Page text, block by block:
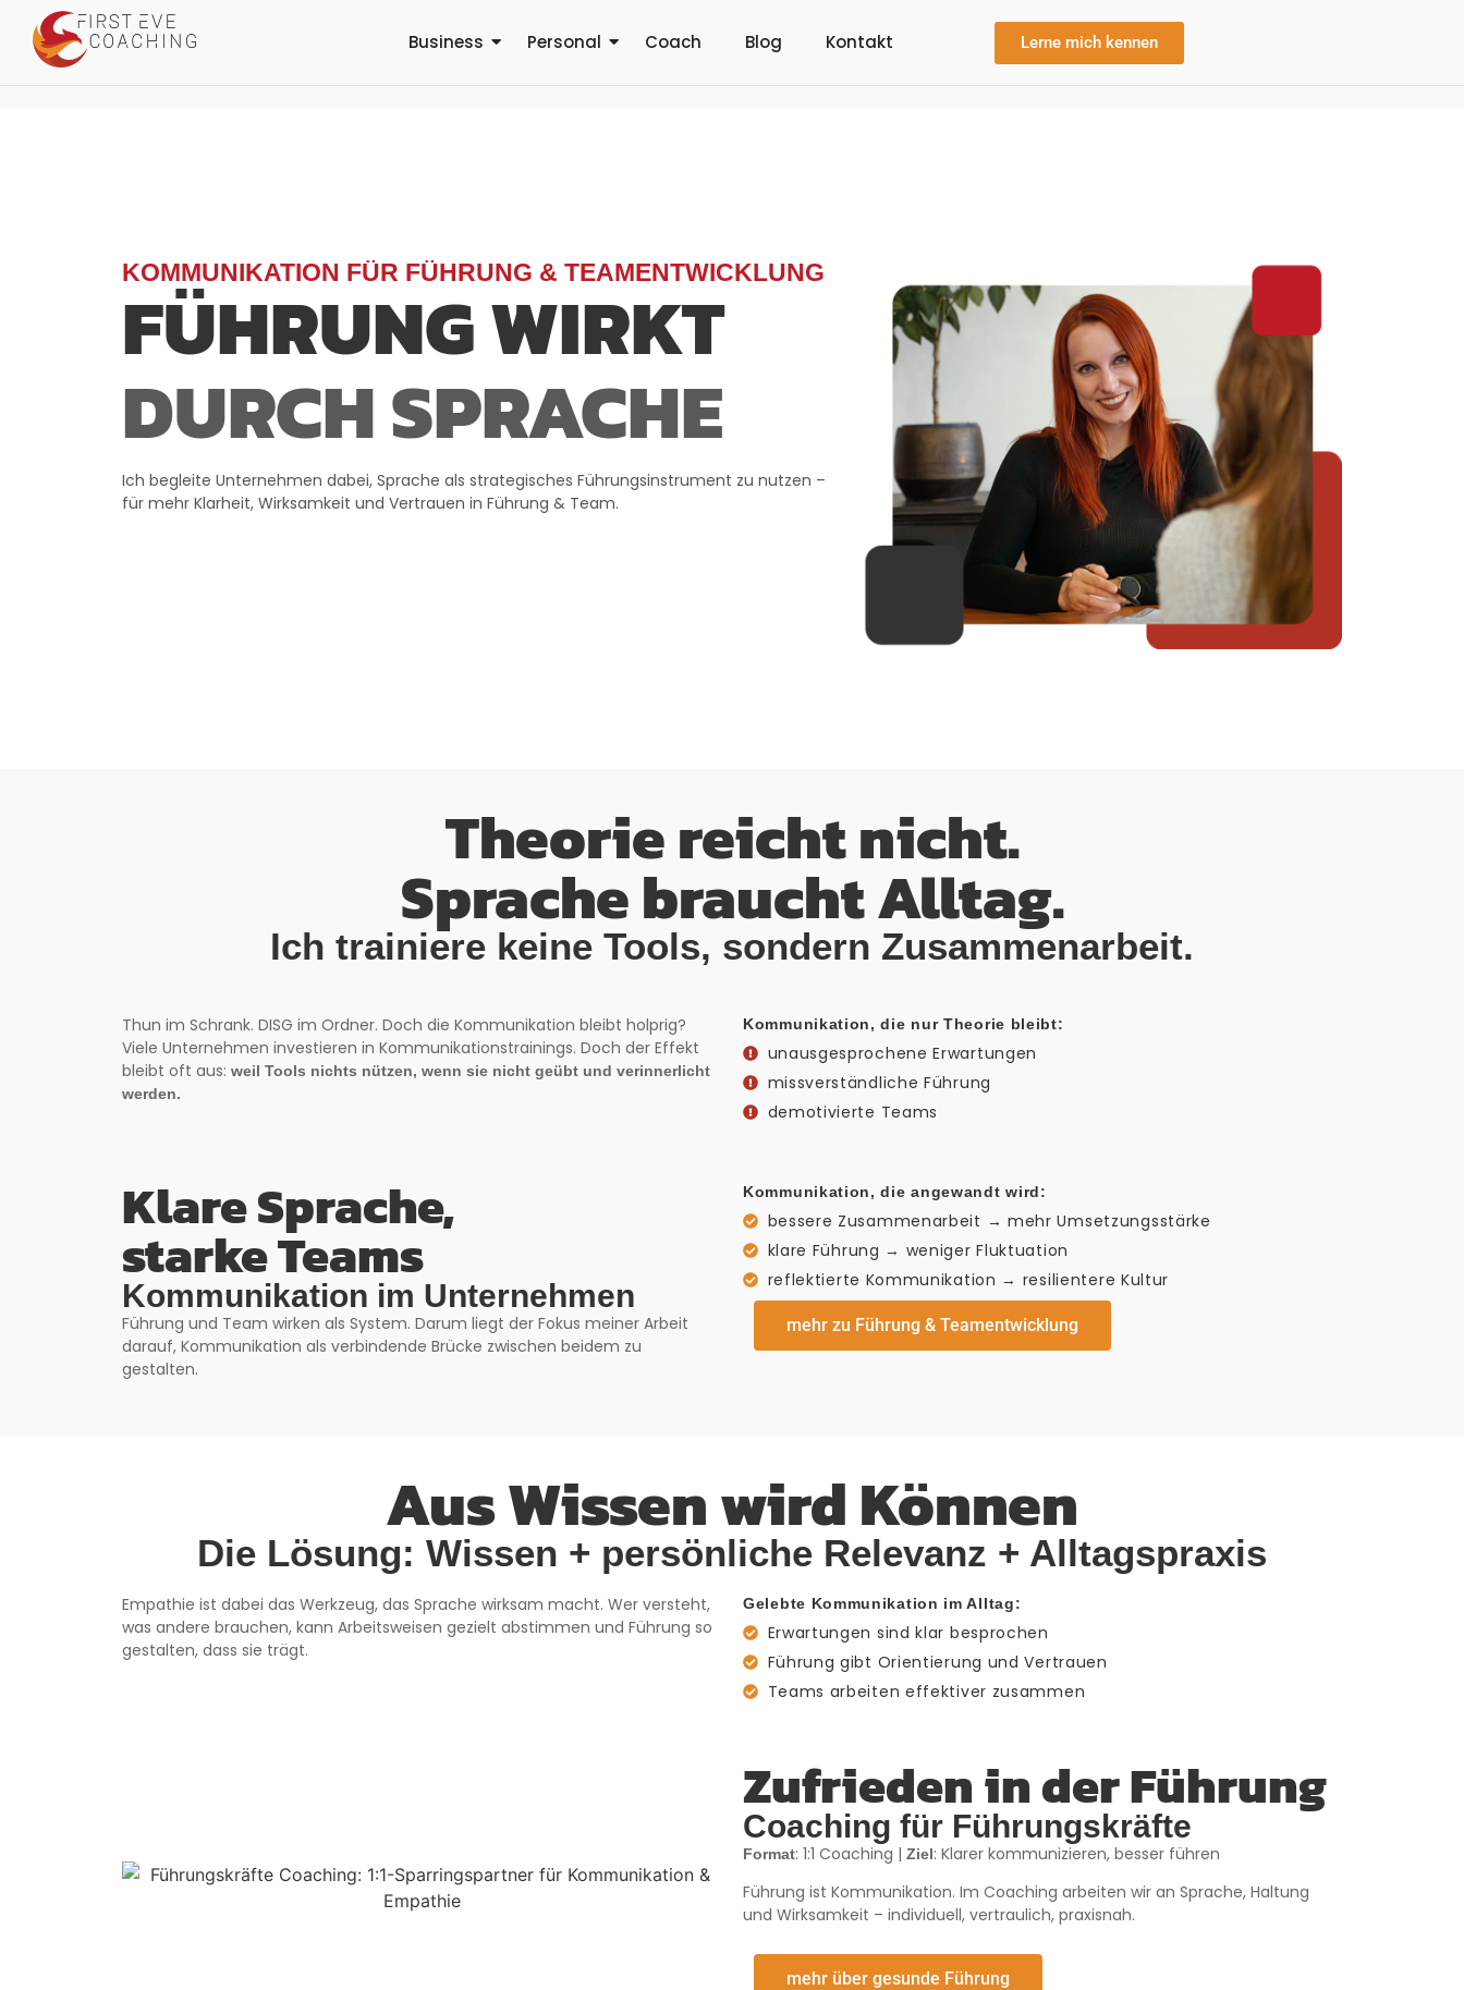
Business Personal Coach Blog Kontakt Lerne mich kennen
KOMMUNIKATION FÜR FÜHRUNG & TEAMENTWICKLUNG
FÜHRUNG WIRKT
DURCH SPRACHE
Ich begleite Unternehmen dabei, Sprache als strategisches Führungsinstrument zu nutzen –
für mehr Klarheit, Wirksamkeit und Vertrauen in Führung & Team.
Theorie reicht nicht.
Sprache braucht Alltag.
Ich trainiere keine Tools, sondern Zusammenarbeit.
Thun im Schrank. DISG im Ordner. Doch die Kommunikation bleibt holprig?
Viele Unternehmen investieren in Kommunikationstrainings. Doch der Effekt
bleibt oft aus: weil Tools nichts nützen, wenn sie nicht geübt und verinnerlicht
werden.
Kommunikation, die nur Theorie bleibt:
unausgesprochene Erwartungen
missverständliche Führung
demotivierte Teams
Klare Sprache,
starke Teams
Kommunikation im Unternehmen
Führung und Team wirken als System. Darum liegt der Fokus meiner Arbeit
darauf, Kommunikation als verbindende Brücke zwischen beidem zu
gestalten.
Kommunikation, die angewandt wird:
bessere Zusammenarbeit → mehr Umsetzungsstärke
klare Führung → weniger Fluktuation
reflektierte Kommunikation → resilientere Kultur
mehr zu Führung & Teamentwicklung
Aus Wissen wird Können
Die Lösung: Wissen + persönliche Relevanz + Alltagspraxis
Empathie ist dabei das Werkzeug, das Sprache wirksam macht. Wer versteht,
was andere brauchen, kann Arbeitsweisen gezielt abstimmen und Führung so
gestalten, dass sie trägt.
Gelebte Kommunikation im Alltag:
Erwartungen sind klar besprochen
Führung gibt Orientierung und Vertrauen
Teams arbeiten effektiver zusammen
Zufrieden in der Führung
Coaching für Führungskräfte
Format: 1:1 Coaching | Ziel: Klarer kommunizieren, besser führen
Führung ist Kommunikation. Im Coaching arbeiten wir an Sprache, Haltung
und Wirksamkeit – individuell, vertraulich, praxisnah.
mehr über gesunde Führung